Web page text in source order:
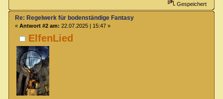
Gespeichert
ElfenLied
Re: Regelwerk für bodenständige Fantasy
« Antwort #2 am: 22.07.2025 | 15:47 »